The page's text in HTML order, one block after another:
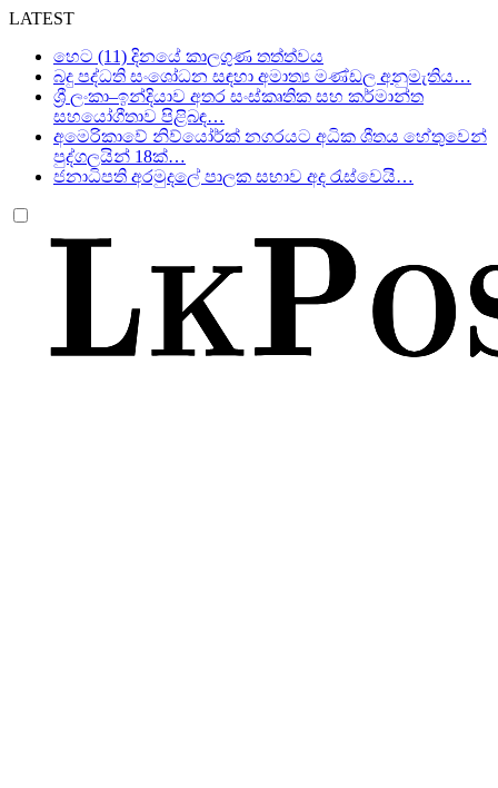
LATEST
හෙට (11) දිනයේ කාලගුණ තත්ත්වය
බදු පද්ධති සංශෝධන සඳහා අමාත්‍ය මණ්ඩල අනුමැතිය…
ශ්‍රී ලංකා–ඉන්දියාව අතර සංස්කෘතික සහ කර්මාන්ත
සහයෝගීතාව පිළිබඳ…
අමෙරිකාවේ නිව්යෝර්ක් නගරයට අධික ශීතය හේතුවෙන්
පුද්ගලයින් 18ක්…
ජනාධිපති අරමුදලේ පාලක සභාව අද රැස්වෙයි…